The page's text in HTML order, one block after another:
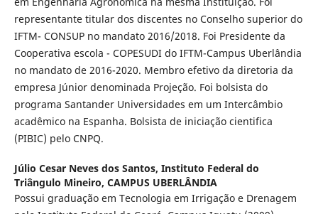
representante titular dos discentes no Conselho superior do
IFTM- CONSUP no mandato 2016/2018. Foi Presidente da
Cooperativa escola - COPESUDI do IFTM-Campus Uberlândia
no mandato de 2016-2020. Membro efetivo da diretoria da
empresa Júnior denominada Projeção. Foi bolsista do
programa Santander Universidades em um Intercâmbio
acadêmico na Espanha. Bolsista de iniciação cientifica
(PIBIC) pelo CNPQ.
Júlio Cesar Neves dos Santos, Instituto Federal do
Triângulo Mineiro, CAMPUS UBERLÂNDIA
Possui graduação em Tecnologia em Irrigação e Drenagem